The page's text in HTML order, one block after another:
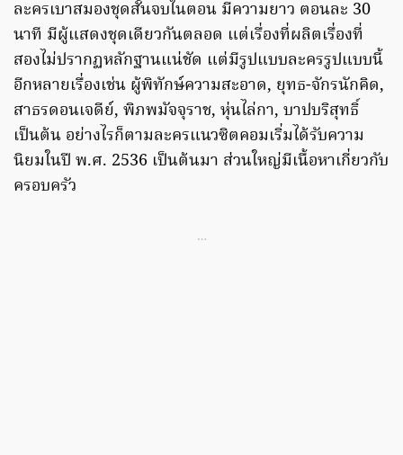
ละครเบาสมองชุดสั้นจบในตอน มีความยาว ตอนละ 30
นาที มีผู้แสดงชุดเดียวกันตลอด แต่เรื่องที่ผลิตเรื่องที่
สองไม่ปรากฏหลักฐานแน่ชัด แต่มีรูปแบบละครรูปแบบนี้
อีกหลายเรื่องเช่น ผู้พิทักษ์ความสะอาด, ยุทธ-จักรนักคิด,
สาธรดอนเจดีย์, พิภพมัจจุราช, หุ่นไล่กา, บาปบริสุทธิ์
เป็นต้น อย่างไรก็ตามละครแนวซิตคอมเริ่มได้รับความ
นิยมในปี พ.ศ. 2536 เป็นต้นมา ส่วนใหญ่มีเนื้อหาเกี่ยวกับ
ครอบครัว
…